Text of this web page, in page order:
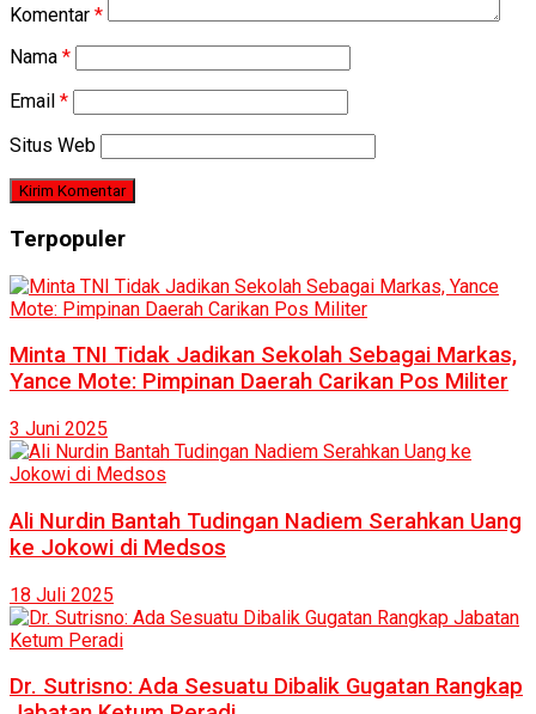
Komentar *
Nama *
Email *
Situs Web
Terpopuler
Minta TNI Tidak Jadikan Sekolah Sebagai Markas,
Yance Mote: Pimpinan Daerah Carikan Pos Militer
3 Juni 2025
Ali Nurdin Bantah Tudingan Nadiem Serahkan Uang
ke Jokowi di Medsos
18 Juli 2025
Dr. Sutrisno: Ada Sesuatu Dibalik Gugatan Rangkap